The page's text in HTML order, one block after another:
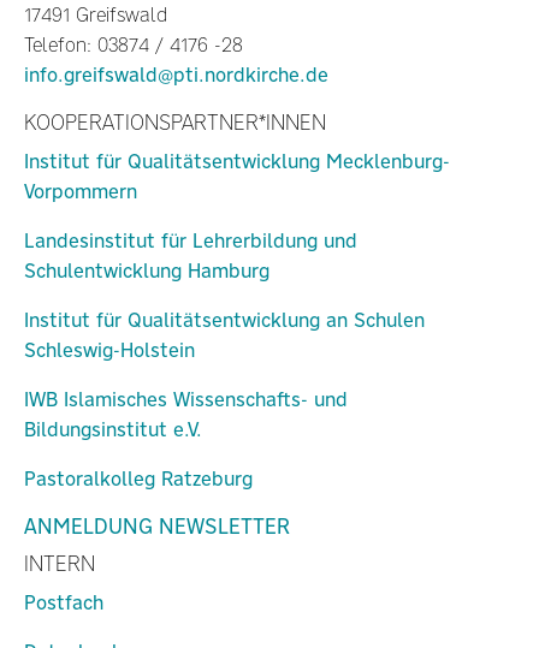
17491 Greifswald
Telefon: 03874 / 4176 -28
info.greifswald@pti.nordkirche.de
KOOPERATIONSPARTNER*INNEN
Institut für Qualitätsentwicklung Mecklenburg-
Vorpommern
Landesinstitut für Lehrerbildung und
Schulentwicklung Hamburg
Institut für Qualitätsentwicklung an Schulen
Schleswig-Holstein
IWB Islamisches Wissenschafts- und
Bildungsinstitut e.V.
Pastoralkolleg Ratzeburg
ANMELDUNG NEWSLETTER
INTERN
Postfach